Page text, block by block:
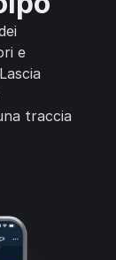
e
traccia